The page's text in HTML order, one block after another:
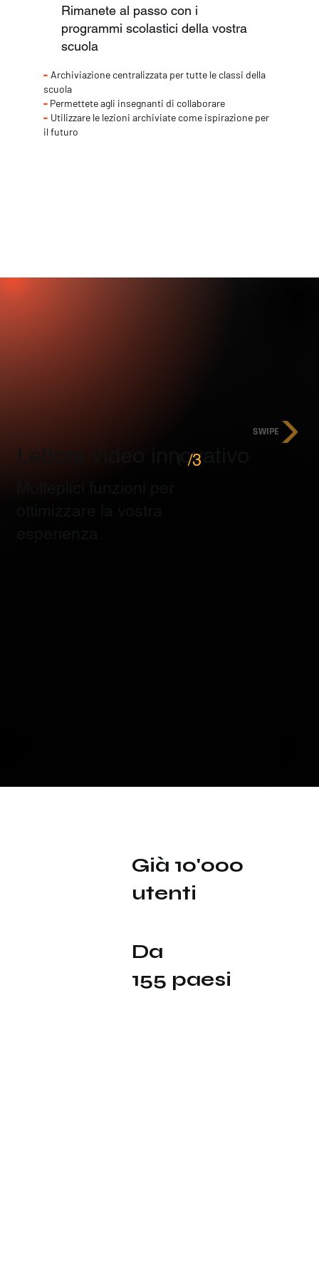
Rimanete al passo con i
programmi scolastici della vostra
scuola
- Archiviazione centralizzata per tutte le classi della
scuola
- Permettete agli insegnanti di collaborare
- Utilizzare le lezioni archiviate come ispirazione per
il futuro
Lettore video innovativo
1/3
SWIPE
Già 10'000
utenti
Da
155 paesi